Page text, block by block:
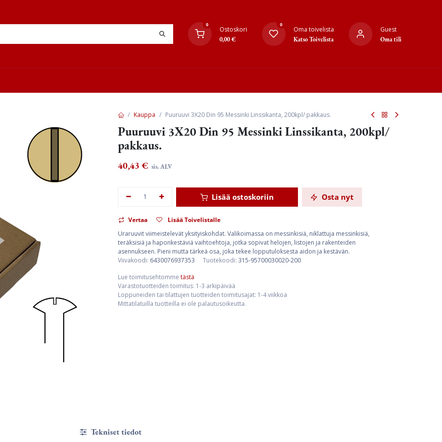
0
Ostoskori
0,00€
0
Oma toivelista
Katso Toivelista
Guest
Oma tili
Kauppa Puuruuvi 3X20 Din 95 Messinki Linssikanta, 200kpl/ pakkaus.
Puuruuvi 3X20 Din 95 Messinki Linssikanta, 200kpl/
pakkaus.
40,43 € sis. ALV
Lisää ostoskoriin Osta nyt
Vertaa
Lisää Toivelistalle
Uraruuvit viimeistelevät yksityiskohdat. Valikoimassa on messinkisiä, niklattuja messinkisiä,
teräksisiä ja haponkestäviä vaihtoehtoja, jotka sopivat helojen, listojen ja rakenteiden
asennukseen. Pieni mutta tärkeä osa, joka tekee lopputuloksesta aidon ja kestävän.
Viivakoodi: 6430076937353 Tuotekoodi: 315-95700030020-200
Lue toimitusehtomme tästä
Varastotuotteiden toimitus: 1-3 arkipäivää
Loppuneiden tai tilattujen tuotteiden toimitusajat: 1-4 viikkoa
Mittatilatuilla tuotteilla ei ole palautusoikeutta.
Tekniset tiedot